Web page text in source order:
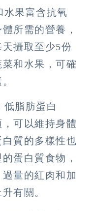
水果富含抗氧
所需的營養，
攝取至少5份
和水果，可確
脂肪蛋白
可以維持身體
質的多樣性也
蛋白質食物，
量的紅肉和加
有關。